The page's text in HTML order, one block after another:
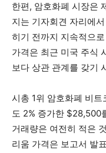
한편, 암호화폐 시장은
지는 기자회견 자리에
히기 전까지 지속적으
가격은 최근 미국 주식
보다 상관 관계를 갖기
시총 1위 암호화폐 비
도 2% 증가한 $28,500
거래량은 여전히 ​​적은
리움 가격은 보고서 발